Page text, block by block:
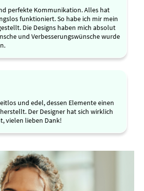
perfekte Kommunikation. Alles hat
funktioniert. So habe ich mir mein
Die Designs haben mich absolut
und Verbesserungswünsche wurde
und edel, dessen Elemente einen
Der Designer hat sich wirklich
vielen lieben Dank!